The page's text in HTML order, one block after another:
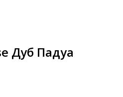
Дуб Падуа